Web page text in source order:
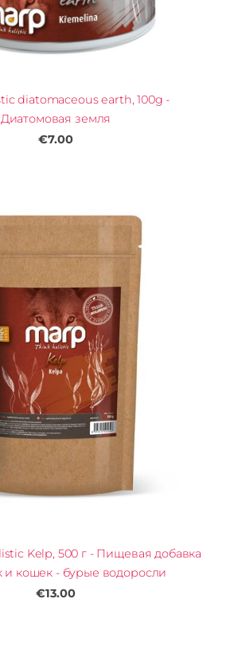
diatomaceous earth, 100g -
Диатомовая земля
€7.00
Kelp, 500 г - Пищевая добавка
и кошек - бурые водоросли
€13.00